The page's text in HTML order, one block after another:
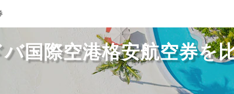
国際空港格安航空券を